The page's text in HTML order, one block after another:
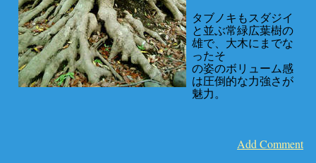
タブノキもスダジイ
と並ぶ常緑広葉樹の
雄で、大木にまでな
ったそ
の姿のボリューム感
は圧倒的な力強さが
魅力。
Add Comment